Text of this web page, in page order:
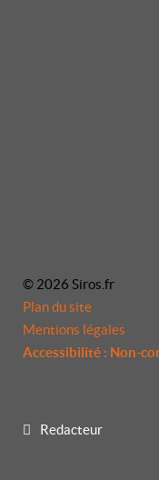
© 2026 Siros.fr
Plan du site
Mentions légales
Accessibilité : Non-
Redacteur